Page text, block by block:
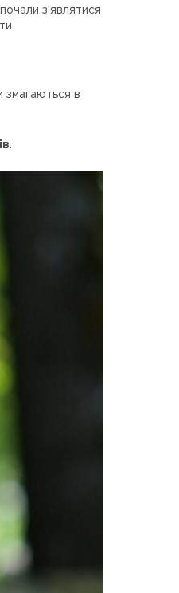
з’являтися
змагаються в